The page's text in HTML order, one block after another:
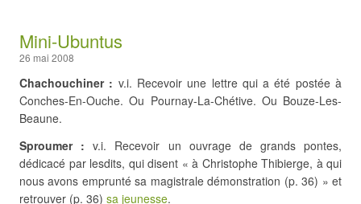
Mini-Ubuntus
26 mai 2008
Chachouchiner : v.i. Recevoir une lettre qui a été postée à
Conches-En-Ouche. Ou Pournay-La-Chétive. Ou Bouze-Les-
Beaune.
Sproumer : v.i. Recevoir un ouvrage de grands pontes,
dédicacé par lesdits, qui disent « à Christophe Thibierge, à qui
nous avons emprunté sa magistrale démonstration (p. 36) » et
retrouver (p. 36) sa jeunesse.